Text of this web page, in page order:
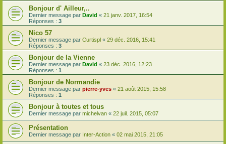
Bonjour d' Ailleur,..
Dernier message par David « 21 janv. 2017, 16:54
Réponses : 3
Nico 57
Dernier message par Curtispl « 29 déc. 2016, 15:41
Réponses : 3
Bonjour de la Vienne
Dernier message par David « 23 déc. 2016, 12:23
Réponses : 1
Bonjour de Normandie
Dernier message par pierre-yves « 21 août 2015, 15:58
Réponses : 1
Bonjour à toutes et tous
Dernier message par michelvan « 22 juil. 2015, 05:07
Présentation
Dernier message par Inter-Action « 02 mai 2015, 21:05